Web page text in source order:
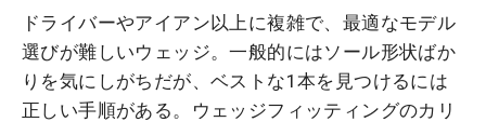
ドライバーやアイアン以上に複雑で、最適なモデル
選びが難しいウェッジ。一般的にはソール形状ばか
りを気にしがちだが、ベストな1本を見つけるには
正しい手順がある。ウェッジフィッティングのカリ